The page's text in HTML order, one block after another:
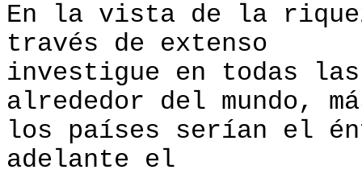
En la vista de la
través de extenso
investigue en todas
alrededor del mundo,
los países serían el
adelante el